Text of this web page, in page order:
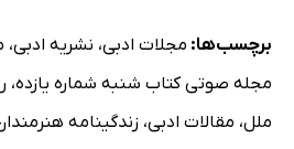
برچسب‌ها: مجلات ادبی، نشریه ادبی،
مجله صوتی کتاب شنبه شماره یازده،
ملل، مقالات ادبی، زندگینامه